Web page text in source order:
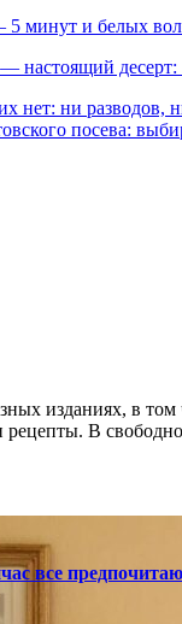
минут и белых
настоящий
нет: ни
посева:
изданиях, в
В
все